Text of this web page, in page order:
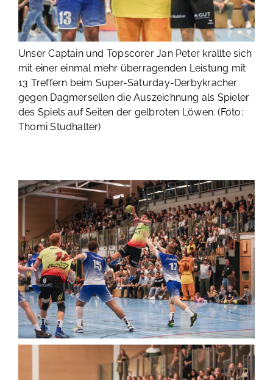
Unser Captain und Topscorer Jan Peter krallte sich
mit einer einmal mehr überragenden Leistung mit
13 Treffern beim Super-Saturday-Derbykracher
gegen Dagmersellen die Auszeichnung als Spieler
des Spiels auf Seiten der gelbroten Löwen. (Foto:
Thomi Studhalter)